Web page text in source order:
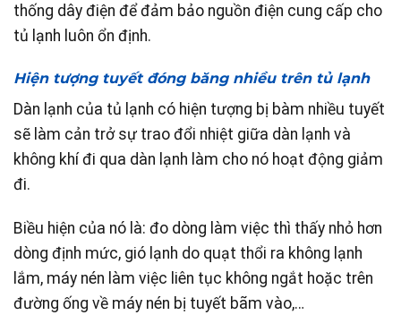
thống dây điện để đảm bảo nguồn điện cung cấp cho
tủ lạnh luôn ổn định.
Hiện tượng tuyết đóng băng nhiều trên tủ lạnh
Dàn lạnh của tủ lạnh có hiện tượng bị bàm nhiều tuyết
sẽ làm cản trở sự trao đổi nhiệt giữa dàn lạnh và
không khí đi qua dàn lạnh làm cho nó hoạt động giảm
đi.
Biều hiện của nó là: đo dòng làm việc thì thấy nhỏ hơn
dòng định mức, gió lạnh do quạt thổi ra không lạnh
lắm, máy nén làm việc liên tục không ngắt hoặc trên
đường ống về máy nén bị tuyết bãm vào,…